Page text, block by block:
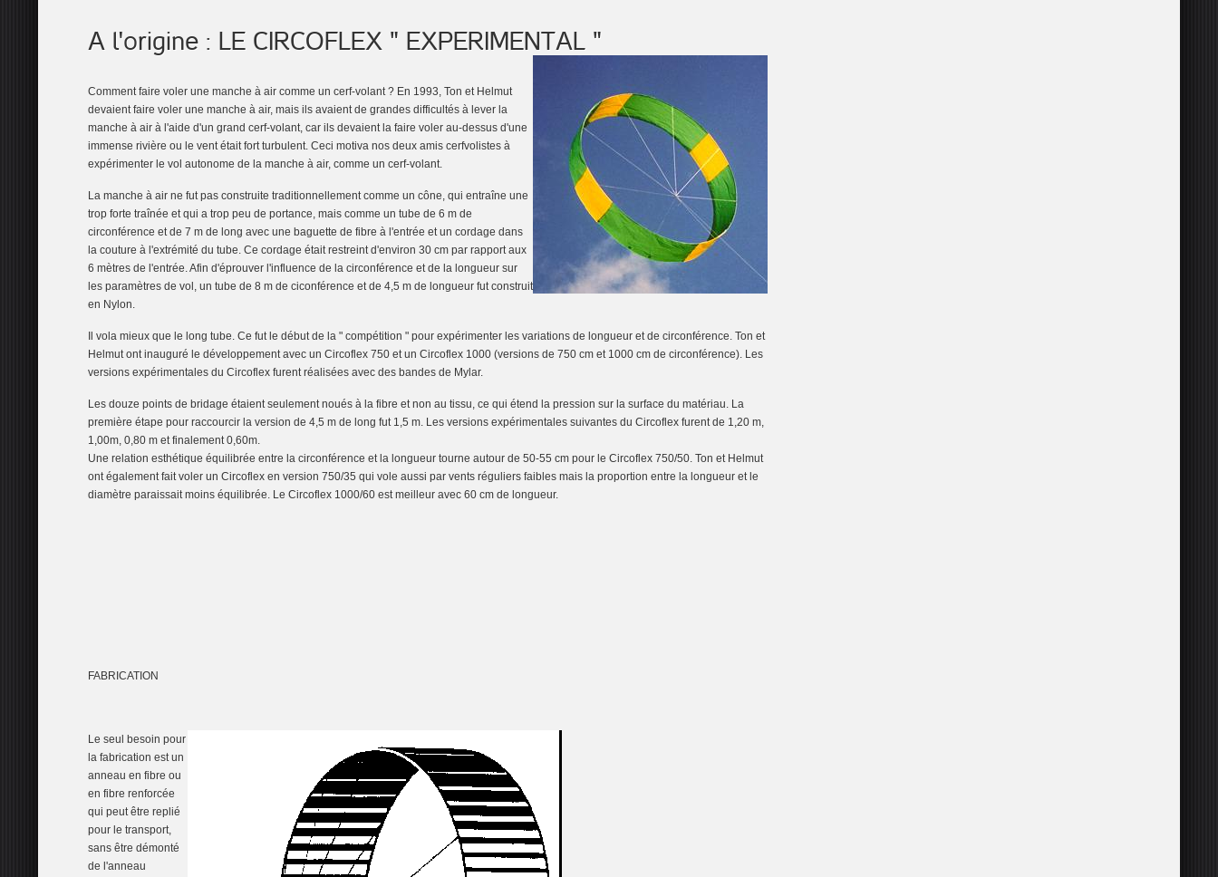
A l'origine : LE CIRCOFLEX " EXPERIMENTAL "
Comment faire voler une manche à air comme un cerf-volant ? En 1993, Ton et Helmut
devaient faire voler une manche à air, mais ils avaient de grandes difficultés à lever la
manche à air à l'aide d'un grand cerf-volant, car ils devaient la faire voler au-dessus d'une
immense rivière ou le vent était fort turbulent. Ceci motiva nos deux amis cerfvolistes à
expérimenter le vol autonome de la manche à air, comme un cerf-volant.
La manche à air ne fut pas construite traditionnellement comme un cône, qui entraîne une
trop forte traînée et qui a trop peu de portance, mais comme un tube de 6 m de
circonférence et de 7 m de long avec une baguette de fibre à l'entrée et un cordage dans
la couture à l'extrémité du tube. Ce cordage était restreint d'environ 30 cm par rapport aux
6 mètres de l'entrée. Afin d'éprouver l'influence de la circonférence et de la longueur sur
les paramètres de vol, un tube de 8 m de ciconférence et de 4,5 m de longueur fut construit
en Nylon.
Il vola mieux que le long tube. Ce fut le début de la " compétition " pour expérimenter les variations de longueur et de circonférence. Ton et
Helmut ont inauguré le développement avec un Circoflex 750 et un Circoflex 1000 (versions de 750 cm et 1000 cm de circonférence). Les
versions expérimentales du Circoflex furent réalisées avec des bandes de Mylar.
Les douze points de bridage étaient seulement noués à la fibre et non au tissu, ce qui étend la pression sur la surface du matériau. La
première étape pour raccourcir la version de 4,5 m de long fut 1,5 m. Les versions expérimentales suivantes du Circoflex furent de 1,20 m,
1,00m, 0,80 m et finalement 0,60m.
Une relation esthétique équilibrée entre la circonférence et la longueur tourne autour de 50-55 cm pour le Circoflex 750/50. Ton et Helmut
ont également fait voler un Circoflex en version 750/35 qui vole aussi par vents réguliers faibles mais la proportion entre la longueur et le
diamètre paraissait moins équilibrée. Le Circoflex 1000/60 est meilleur avec 60 cm de longueur.
FABRICATION
Le seul besoin pour
la fabrication est un
anneau en fibre ou
en fibre renforcée
qui peut être replié
pour le transport,
sans être démonté
de l'anneau